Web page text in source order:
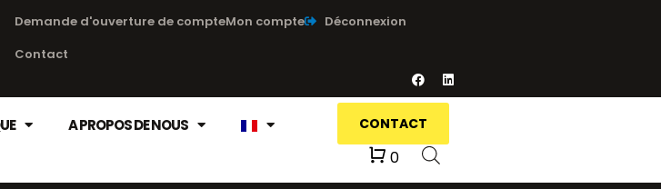
Demande d'ouverture de compteMon compte
Déconnexion
Contact
A PROPOS DE NOUS CONTACT
Panier
0